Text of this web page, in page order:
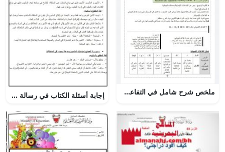
ملخص شرح شامل في التفاعلات الكيميائية والمول, (كيمياء) الثاني عشر المتقدم إجابة أسئلة الكتاب في رسالة الأمين إلى المأمون